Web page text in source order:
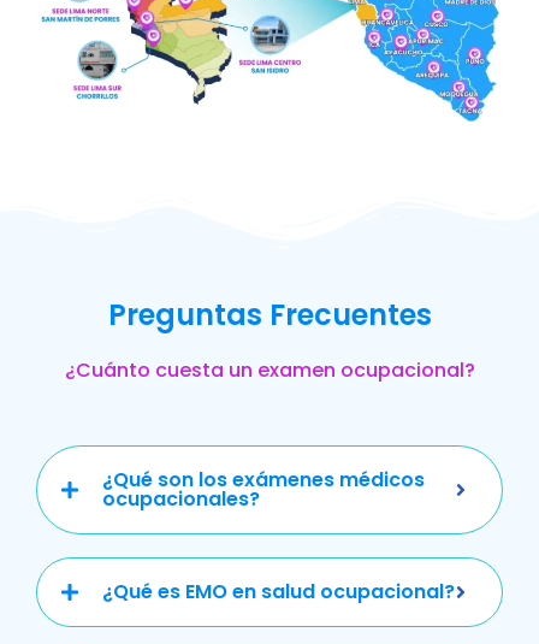
Preguntas Frecuentes
¿Cuánto cuesta un examen ocupacional?
¿Qué son los exámenes médicos
ocupacionales?
¿Qué es EMO en salud ocupacional?